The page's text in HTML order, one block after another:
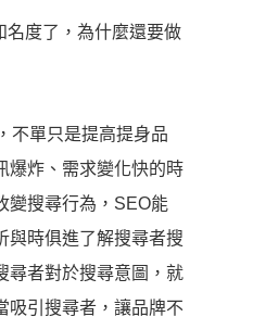
名度了，為什麼還要做
不單只是提高提身品
爆炸、需求變化快的時
變搜尋行為，SEO能
與時俱進了解搜尋者搜
尋者對於搜尋意圖，就
吸引搜尋者，讓品牌不